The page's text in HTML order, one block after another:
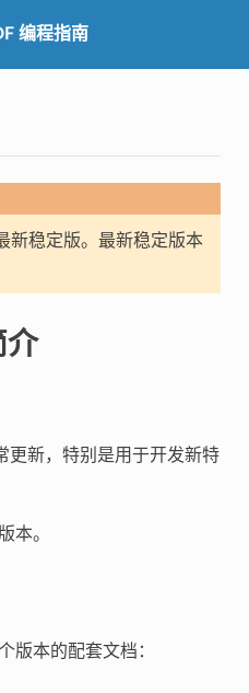
编程指南
新稳定版。最新稳定版本
更新，特别是用于开发新特
本。
版本的配套文档：